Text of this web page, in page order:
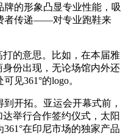
的形象凸显专业性能，吸
者传递——对专业跑鞋来
打的意思。比如，在本届雅
身份出现，无论场馆内外还
见361°的logo。
开拓。亚运会开幕式前，
举行合作签约仪式，太阳
在印尼市场的独家产品